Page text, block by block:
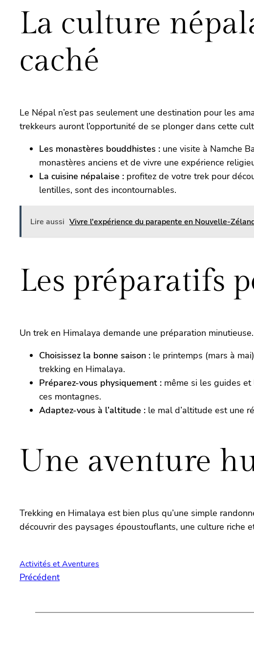
La culture
caché
Le Népal n’est pas seulement une destination pour les
trekkeurs auront l’opportunité de se plonger dans cette
Les monastères bouddhistes : une visite à Namche
monastères anciens et de vivre une expérience
La cuisine népalaise : profitez de votre trek pour
lentilles, sont des incontournables.
Lire aussi Vivre l'expérience du parapente en Nouvelle-
Les préparatifs
Un trek en Himalaya demande une préparation
Choisissez la bonne saison : le printemps (mars à
trekking en Himalaya.
Préparez-vous physiquement : même si les guides
ces montagnes.
Adaptez-vous à l’altitude : le mal d’altitude est une
Une aventure
Trekking en Himalaya est bien plus qu’une simple
découvrir des paysages époustouflants, une culture riche
Activités et Aventures
Précédent